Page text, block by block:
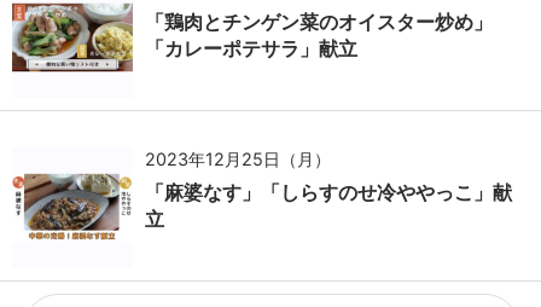
「鶏肉とチンゲン菜のオイスター炒め」
「カレーポテサラ」献立
2023年12月25日（月）
「麻婆なす」「しらすのせ冷ややっこ」献
立